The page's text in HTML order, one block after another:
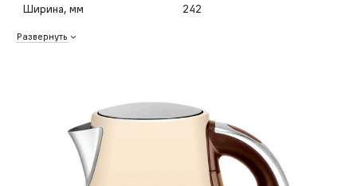
Ширина, мм
242
Развернуть